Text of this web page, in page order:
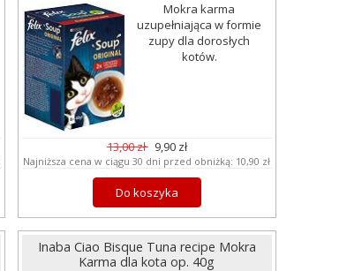
Mokra karma
uzupełniająca w formie
zupy dla dorosłych
kotów.
13,00 zł 9,90 zł
Najniższa cena w ciągu 30 dni przed obniżką: 10,90 zł
Do koszyka
Inaba Ciao Bisque Tuna recipe Mokra
Karma dla kota op. 40g